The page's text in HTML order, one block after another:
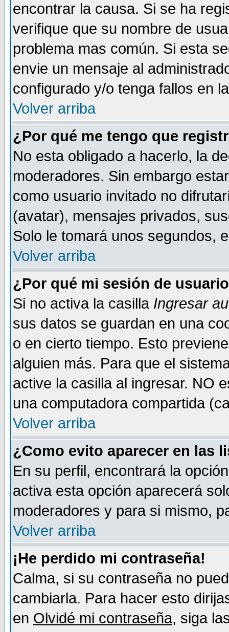
encontrar la causa. Si se ha
verifique que su nombre de
problema mas común. Si esta
envie un mensaje al
configurado y/o tenga fallos en
Volver arriba
¿Por qué me tengo que
No esta obligado a hacerlo, la
moderadores. Sin embargo
como usuario invitado no
(avatar), mensajes privados,
Solo le tomará unos segundos,
Volver arriba
¿Por qué mi sesión de
Si no activa la casilla Ingresar
sus datos se guardan en una
o en cierto tiempo. Esto
alguien más. Para que el
active la casilla al ingresar. NO
una computadora compartida
Volver arriba
¿Como evito aparecer en las
En su perfil, encontrará la
activa esta opción aparecerá
moderadores y para si mismo,
Volver arriba
¡He perdido mi contraseña!
Calma, si su contraseña no
cambiarla. Para hacer esto
en Olvidé mi contraseña, siga